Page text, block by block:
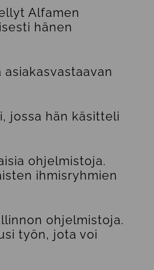
Alfamen
hänen
jossa hän käsitteli
ohjelmistoja.
ihmisryhmien
ohjelmistoja.
työn, jota voi